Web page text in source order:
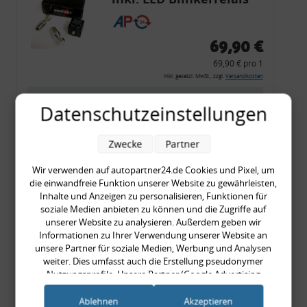
CF 14
69,90 €
69,90 € pro 1
inkl. gesetzl. MwSt., zzgl. Versandkosten
Merkzettel
Rückleuchtenband mit
Blinker, rot, US-Ecken,
Audi 80 Cabrio, Typ 89,
OE-Nr.: 8G0945225 +
8G0945225C
999,99 €
999,99 € pro 1
inkl. gesetzl. MwSt., zzgl.
Datenschutzeinstellungen
Wir verwenden auf autopartner24.de Cookies und Pixel, um
die einwandfreie Funktion unserer Website zu gewährleisten,
Inhalte und Anzeigen zu personalisieren, Funktionen für
soziale Medien anbieten zu können und die Zugriffe auf
unserer Website zu analysieren. Außerdem geben wir
Informationen zu Ihrer Verwendung unserer Website an
unsere Partner für soziale Medien, Werbung und Analysen
weiter. Dies umfasst auch die Erstellung pseudonymer
Nutzungsprofile. Unsere Partner (Google Advertising
Products) führen diese Informationen möglicherweise mit
weiteren Daten zusammen, die Sie ihnen bereitgestellt haben
Zwecke Partner
Ablehnen Akzeptieren